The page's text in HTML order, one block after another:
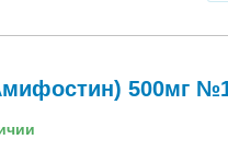
500мг